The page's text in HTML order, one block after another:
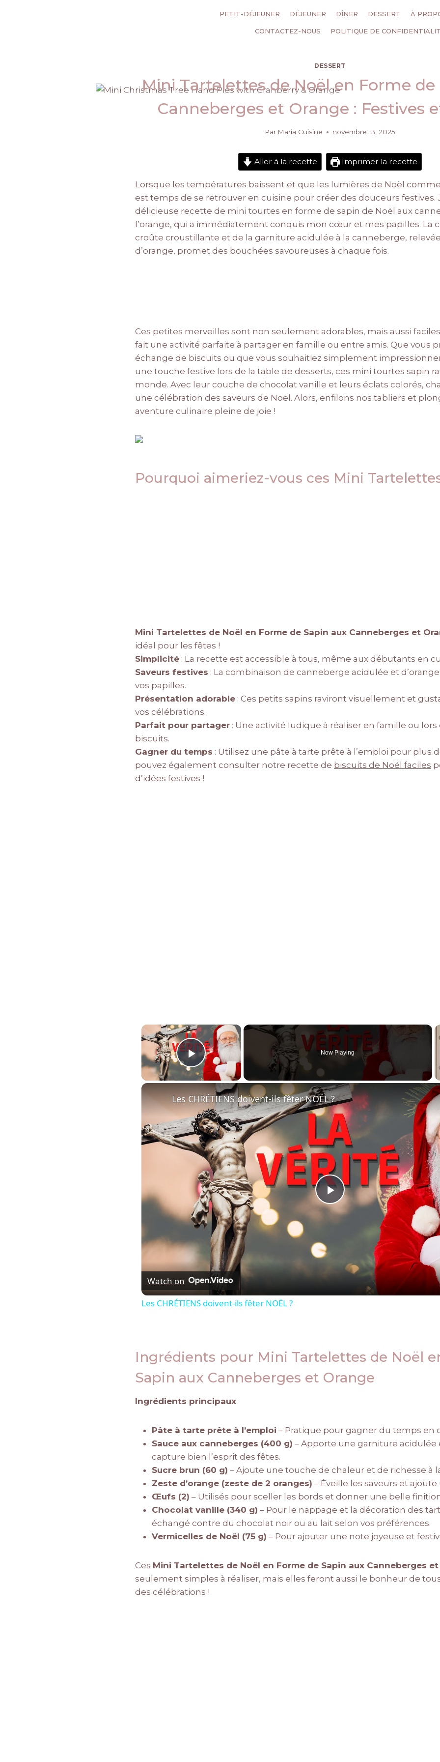
PETIT-DÉJEUNER DÉJEUNER DÎNER DESSERT À
CONTACTEZ-NOUS POLITIQUE DE
DESSERT
Mini Tartelettes de Noël en Forme de
Canneberges et Orange : Festives
Par Maria Cuisine novembre 13, 2025
Aller à la recette Imprimer la recette
Lorsque les températures baissent et que les lumières de Noël
est temps de se retrouver en cuisine pour créer des douceurs festives.
délicieuse recette de mini tourtes en forme de sapin de Noël aux
l’orange, qui a immédiatement conquis mon cœur et mes papilles. La
croûte croustillante et de la garniture acidulée à la canneberge,
d’orange, promet des bouchées savoureuses à chaque fois.
Ces petites merveilles sont non seulement adorables, mais aussi
fait une activité parfaite à partager en famille ou entre amis. Que vous
échange de biscuits ou que vous souhaitiez simplement
une touche festive lors de la table de desserts, ces mini tourtes sapin
monde. Avec leur couche de chocolat vanille et leurs éclats colorés,
une célébration des saveurs de Noël. Alors, enfilons nos tabliers et
aventure culinaire pleine de joie !
Pourquoi aimeriez-vous ces Mini
Mini Tartelettes de Noël en Forme de Sapin aux Canneberges et
idéal pour les fêtes !
Simplicité : La recette est accessible à tous, même aux débutants en
Saveurs festives : La combinaison de canneberge acidulée et
vos papilles.
Présentation adorable : Ces petits sapins raviront visuellement et
vos célébrations.
Parfait pour partager : Une activité ludique à réaliser en famille ou lors
biscuits.
Gagner du temps : Utilisez une pâte à tarte prête à l’emploi pour plus
pouvez également consulter notre recette de biscuits de Noël faciles
d’idées festives !
×
Play Video
Now Playing
Play
Les CHRÉTIENS doivent-ils fêter NOËL ?
Watch on
Les CHRÉTIENS doivent-ils fêter NOËL ?
Ingrédients pour Mini Tartelettes de Noël
Sapin aux Canneberges et Orange
Ingrédients principaux
Pâte à tarte prête à l’emploi – Pratique pour gagner du temps en
Sauce aux canneberges (400 g) – Apporte une garniture acidulée
capture bien l’esprit des fêtes.
Sucre brun (60 g) – Ajoute une touche de chaleur et de richesse à
Zeste d’orange (zeste de 2 oranges) – Éveille les saveurs et
Œufs (2) – Utilisés pour sceller les bords et donner une belle
Chocolat vanille (340 g) – Pour le nappage et la décoration des
échangé contre du chocolat noir ou au lait selon vos préférences.
Vermicelles de Noël (75 g) – Pour ajouter une note joyeuse et
Ces Mini Tartelettes de Noël en Forme de Sapin aux Canneberges
seulement simples à réaliser, mais elles feront aussi le bonheur de
des célébrations !